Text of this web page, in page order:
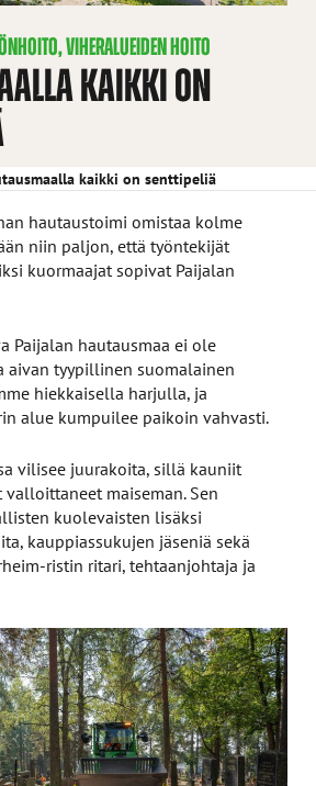
VIHERALUEIDEN HOITO
KAIKKI ON
kaikki on senttipeliä
hautaustoimi omistaa kolme
niin paljon, että työntekijät
kuormaajat sopivat Paijalan
Paijalan hautausmaa ei ole
aivan tyypillinen suomalainen
hiekkaisella harjulla, ja
alue kumpuilee paikoin vahvasti.
vilisee juurakoita, sillä kauniit
maiseman. Sen
kuolevaisten lisäksi
kauppiassukujen jäseniä sekä
ristin ritari, tehtaanjohtaja ja